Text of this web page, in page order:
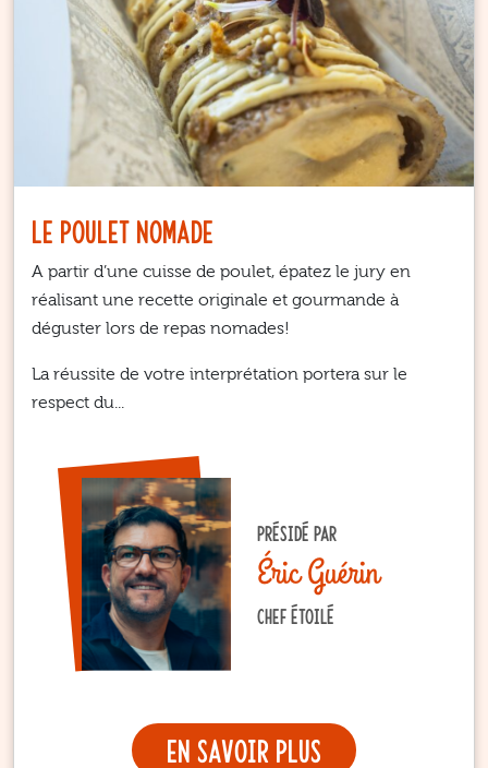
Le poulet nomade
A partir d’une cuisse de poulet, épatez le jury en
réalisant une recette originale et gourmande à
déguster lors de repas nomades!
La réussite de votre interprétation portera sur le
respect du...
PRÉSIDÉ PAR
Éric Guérin
CHEF ÉTOILÉ
En savoir plus